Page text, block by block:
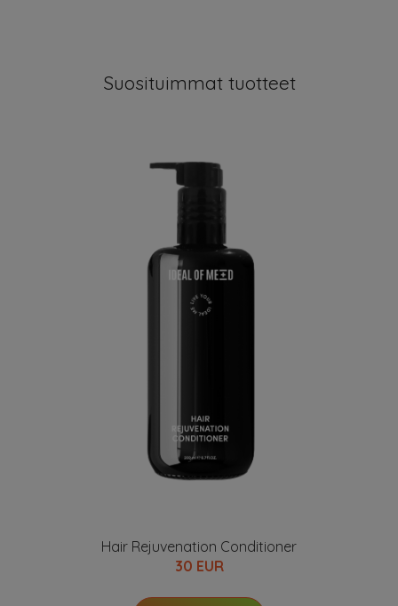
Suosituimmat tuotteet
Hair Rejuvenation Conditioner
30 EUR